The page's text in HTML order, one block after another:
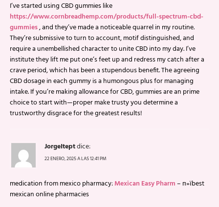
I’ve started using CBD gummies like
https://www.cornbreadhemp.com/products/full-spectrum-cbd-
gummies, and they’ve made a noticeable quarrel in my routine.
They’re submissive to turn to account, motif distinguished, and
require a unembellished character to unite CBD into my day. I’ve
institute they lift me put one’s feet up and redress my catch after a
crave period, which has been a stupendous benefit. The agreeing
CBD dosage in each gummy is a humongous plus for managing
intake. If you’re making allowance for CBD, gummies are an prime
choice to start with—proper make trusty you determine a
trustworthy disgrace for the greatest results!
JorgeIteptdice:
22 ENERO, 2025 A LAS 12:41 PM
medication from mexico pharmacy:Mexican Easy Pharm– п»їbest
mexican online pharmacies